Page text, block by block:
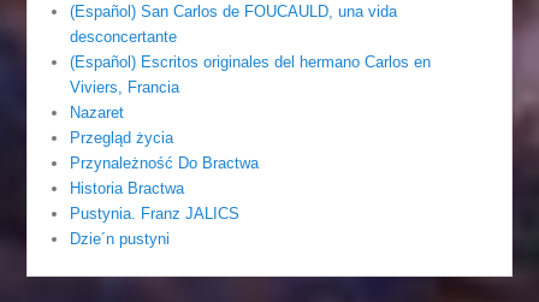
(Español) San Carlos de FOUCAULD, una vida
desconcertante
(Español) Escritos originales del hermano Carlos en
Viviers, Francia
Nazaret
Przegląd życia
Przynależność Do Bractwa
Historia Bractwa
Pustynia. Franz JALICS
Dzie´n pustyni